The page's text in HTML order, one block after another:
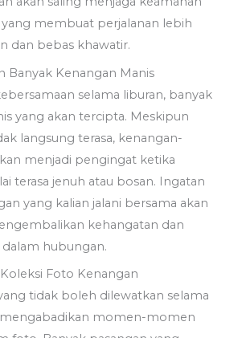
yang membuat perjalanan lebih
dan bebas khawatir.
Banyak Kenangan Manis
selama liburan, banyak
yang akan tercipta. Meskipun
langsung terasa, kenangan-
menjadi pengingat ketika
terasa jenuh atau bosan. Ingatan
yang kalian jalani bersama akan
kehangatan dan
hubungan.
Foto Kenangan
tidak boleh dilewatkan selama
mengabadikan momen-momen